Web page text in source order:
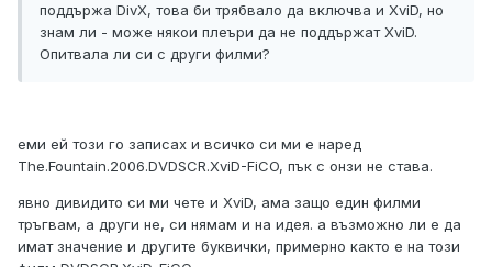
поддържа DivX, това би трябвало да включва и XviD, но
знам ли - може някои плеъри да не поддържат XviD.
Опитвала ли си с други филми?
еми ей този го записах и всичко си ми е наред
The.Fountain.2006.DVDSCR.XviD-FiCO, пък с онзи не става.
явно дивидито си ми чете и XviD, ама защо един филми
тръгвам, а други не, си нямам и на идея. а възможно ли е да
имат значение и другите буквички, примерно както е на този